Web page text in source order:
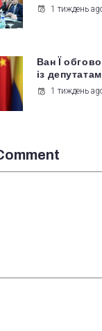
1 тиждень
Ван Ї
із
1 тиждень